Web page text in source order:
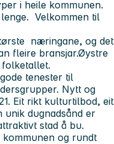
i heile kommunen.
Velkommen til
næringane, og det
fleire bransjar.Øystre
folketallet.
tenester til
Nytt og
Eit rikt kulturtilbod, eit
dugnadsånd er
stad å bu.
kommunen og rundt